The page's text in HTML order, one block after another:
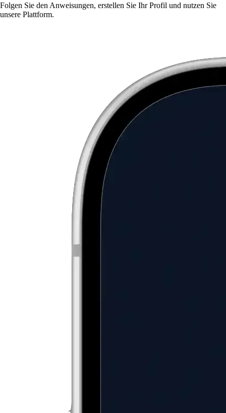
Folgen Sie den Anweisungen, erstellen Sie Ihr Profil und nutzen Sie
unsere Plattform.